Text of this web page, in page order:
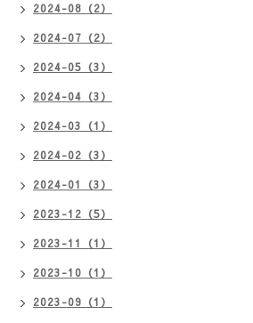
2024-08（2）
2024-07（2）
2024-05（3）
2024-04（3）
2024-03（1）
2024-02（3）
2024-01（3）
2023-12（5）
2023-11（1）
2023-10（1）
2023-09（1）